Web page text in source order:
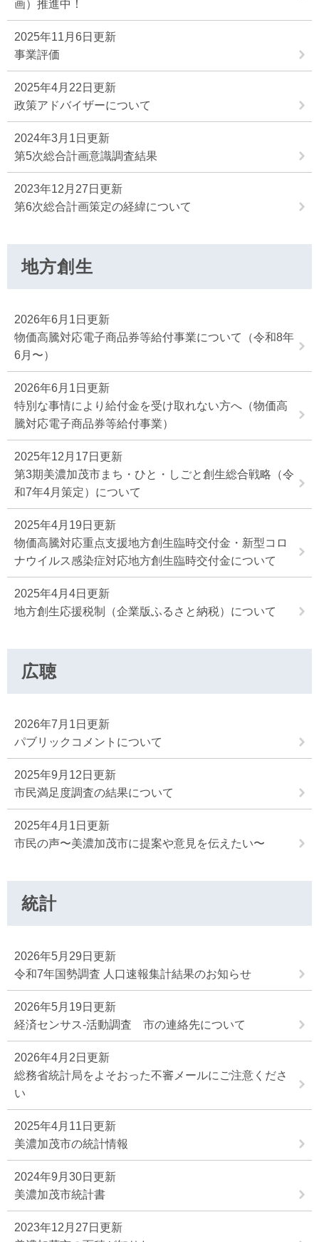
画）推進中！
2025年11月6日更新
事業評価
2025年4月22日更新
政策アドバイザーについて
2024年3月1日更新
第5次総合計画意識調査結果
2023年12月27日更新
第6次総合計画策定の経緯について
地方創生
2026年6月1日更新
物価高騰対応電子商品券等給付事業について（令和8年
6月〜）
2026年6月1日更新
特別な事情により給付金を受け取れない方へ（物価高
騰対応電子商品券等給付事業）
2025年12月17日更新
第3期美濃加茂市まち・ひと・しごと創生総合戦略（令
和7年4月策定）について
2025年4月19日更新
物価高騰対応重点支援地方創生臨時交付金・新型コロ
ナウイルス感染症対応地方創生臨時交付金について
2025年4月4日更新
地方創生応援税制（企業版ふるさと納税）について
広聴
2026年7月1日更新
パブリックコメントについて
2025年9月12日更新
市民満足度調査の結果について
2025年4月1日更新
市民の声〜美濃加茂市に提案や意見を伝えたい〜
統計
2026年5月29日更新
令和7年国勢調査 人口速報集計結果のお知らせ
2026年5月19日更新
経済センサス-活動調査 市の連絡先について
2026年4月2日更新
総務省統計局をよそおった不審メールにご注意くださ
い
2025年4月11日更新
美濃加茂市の統計情報
2024年9月30日更新
美濃加茂市統計書
2023年12月27日更新